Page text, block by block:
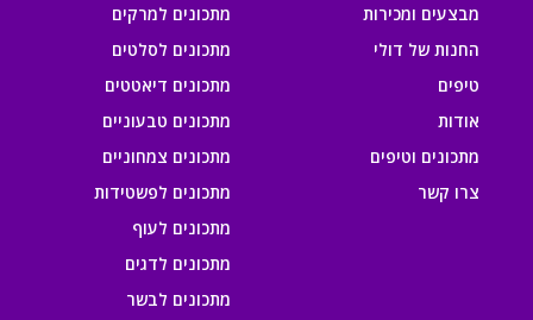
מבצעים ומכירות
החנות של דולי
טיפים
אודות
מתכונים וטיפים
צרו קשר
מתכונים למרקים
מתכונים לסלטים
מתכונים דיאטטים
מתכונים טבעוניים
מתכונים צמחוניים
מתכונים לפשטידות
מתכונים לעוף
מתכונים לדגים
מתכונים לבשר